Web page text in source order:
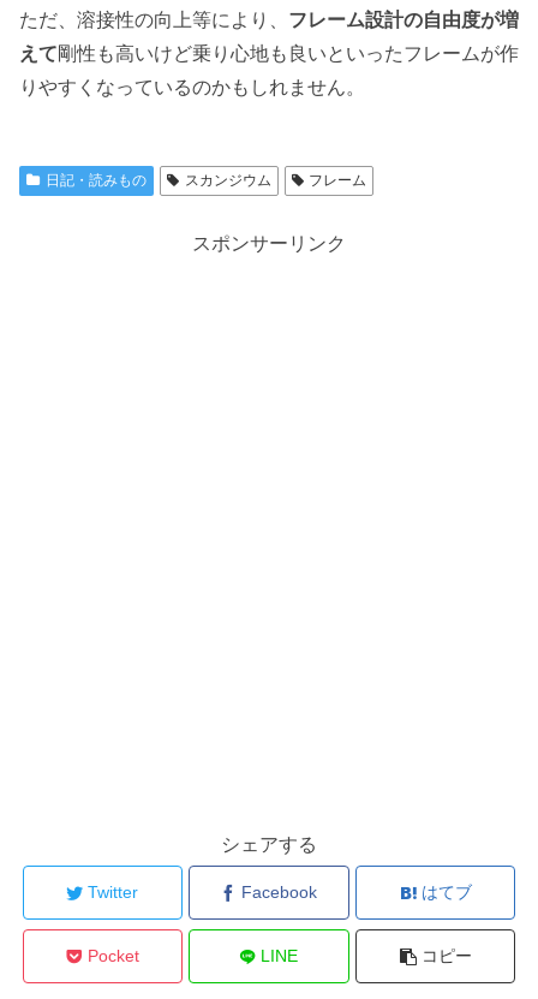
ただ、溶接性の向上等により、 フレーム設計の自由度が増
えて剛性も高いけど乗り心地も良いといったフレームが作
りやすくなっているのかもしれません。
日記・読みもの スカンジウム フレーム
スポンサーリンク
シェアする
Twitter Facebook はてブ
Pocket LINE コピー